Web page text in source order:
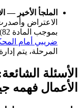
الملجأ الأخير —
الاعتراض
بموجب المادة 82)، فإن المحطة التالية هي تقديم
ضريبي أمام
المرحلة، يتم
الأسئلة
الأعمال فهمه